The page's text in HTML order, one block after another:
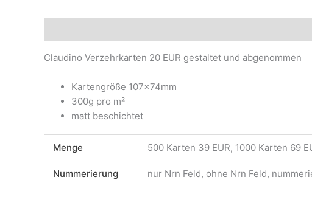
Claudino Verzehrkarten 20 EUR gestaltet und abgenommen
Kartengröße 107x74mm
300g pro m²
matt beschichtet
Menge 500 Karten 39 EUR, 1000 Karten 69
Nummerierung nur Nrn Feld, ohne Nrn Feld,